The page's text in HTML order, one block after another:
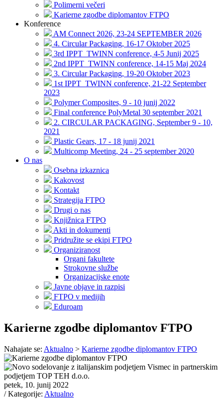
Polimerni večeri
Karierne zgodbe diplomantov FTPO
Konference
AM Connect 2026, 23-24 SEPTEMBER 2026
4. Circular Packaging, 16-17 Oktober 2025
3rd IPPT_TWINN conference, 4-5 Junij 2025
2nd IPPT_TWINN conference, 14-15 Maj 2024
3. Circular Packaging, 19-20 Oktober 2023
1st IPPT_TWINN conference, 21-22 September
2023
Polymer Composites, 9 - 10 junij 2022
Final conference PolyMetal 30 september 2021
2. CIRCULAR PACKAGING, September 9 - 10,
2021
Plastic Gears, 17 - 18 junij 2021
Multicomp Meeting, 24 - 25 september 2020
O nas
Osebna izkaznica
Kakovost
Kontakt
Strategija FTPO
Drugi o nas
Knjižnica FTPO
Akti in dokumenti
Pridružite se ekipi FTPO
Organiziranost
Organi fakultete
Strokovne službe
Organizacijske enote
Javne objave in razpisi
FTPO v medijih
Eduroam
Karierne zgodbe diplomantov FTPO
Nahajate se: Aktualno > Karierne zgodbe diplomantov FTPO
petek, 10. junij 2022
/ Kategorije: Aktualno